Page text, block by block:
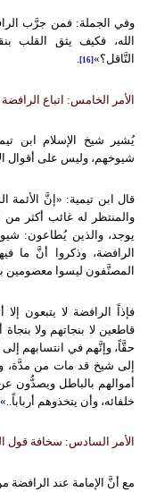
وفي الجملة: فمن جرَّب
الله، فكيف يثق
النَّاقل؟»[16]
.
الأمر الخامس: اتباع
يُشير شيخ الإسلام ابن
شيوخهم، وليس على أقوال
قال ابن تيمية: «إنَّ الأئمة
والمنتظر له غائب أكثر
يوجد، والذين يُطاعون:
الرافضة، وذكروا أنَّ ما
المصنَّفون ليسوا معصومين
فإذاً الرافضة لا يتبعون
قاطعين لا بنجاتهم ولا
حقَّاً، وإنَّهم في انتسابهم
إلى شيخ قد مات من مدَّة،
أموالهم بالباطل ويصدُّون
خلفائه، وأن يتخذوهم أرباباً..»
الأمر السادس: سخافة قول
مع أنَّ الإمامة عند